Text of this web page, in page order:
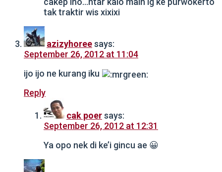
tak traktir wis xixixi
azizyhoreesays:
September 26, 2012 at 11:04
ijo ijo ne kurang iku
Reply
cak poersays:
September 26, 2012 at 12:31
Ya opo nek di ke’i gincu ae 😀